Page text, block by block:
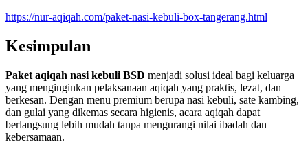
https://nur-aqiqah.com/paket-nasi-kebuli-box-tangerang.html
Kesimpulan
Paket aqiqah nasi kebuli BSD menjadi solusi ideal bagi keluarga
yang menginginkan pelaksanaan aqiqah yang praktis, lezat, dan
berkesan. Dengan menu premium berupa nasi kebuli, sate kambing,
dan gulai yang dikemas secara higienis, acara aqiqah dapat
berlangsung lebih mudah tanpa mengurangi nilai ibadah dan
kebersamaan.